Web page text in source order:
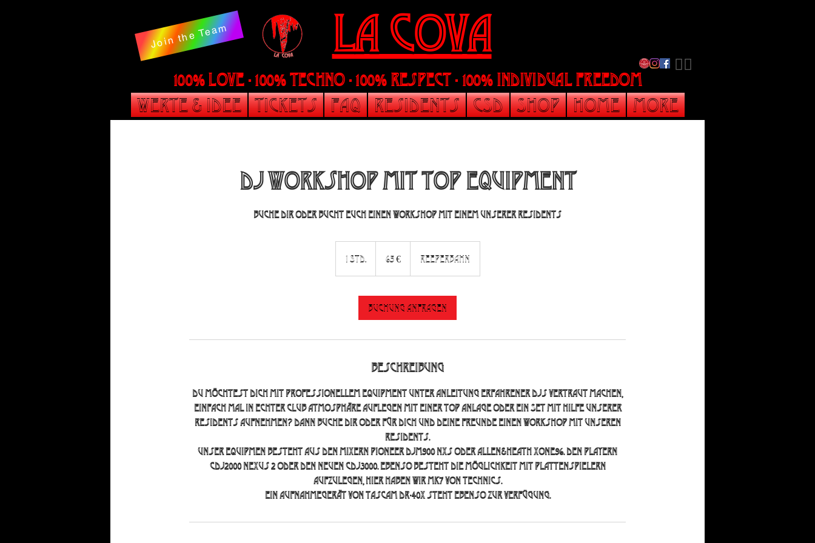
LA Cova
100% LOVE - 100% Techno - 100% Respect - 100% individual freedom
​🏳️‍🌈
Join the Team
Werte & Idee Tickets FAQ Residents CSD Shop Home More
Dj Workshop mit Top Equipment
Buche Dir oder bucht Euch einen Workshop mit einem unserer Residents
1 Std.1
S
d
65 € Reeperbahn
Buchung anfragen
Beschreibung
Du möchtest dich mit professionellem Equipment unter Anleitung erfahrener Djs vertraut machen,
einfach mal in echter Club Atmosphäre auflegen mit einer top Anlage oder ein Set mit Hilfe unserer
Residents aufnehmen? Dann buche dir oder für dich und deine Freunde einen Workshop mit unseren
Residents.
Unser Equipmen besteht aus den Mixern Pioneer DJM900 nxs oder Allen&Heath Xone96. Den Playern
CDJ2000 nexus 2 oder den neuen CDJ3000. Ebenso besteht die Möglichkeit mit Plattenspielern
aufzulegen, hier haben wir MK7 von Technics.
Ein Aufnahmegerät von Tascam DR-40X steht ebenso zur Verfügung.